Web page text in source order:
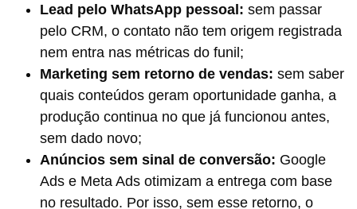
Lead pelo WhatsApp pessoal: sem passar
pelo CRM, o contato não tem origem registrada
nem entra nas métricas do funil;
Marketing sem retorno de vendas: sem saber
quais conteúdos geram oportunidade ganha, a
produção continua no que já funcionou antes,
sem dado novo;
Anúncios sem sinal de conversão: Google
Ads e Meta Ads otimizam a entrega com base
no resultado. Por isso, sem esse retorno, o